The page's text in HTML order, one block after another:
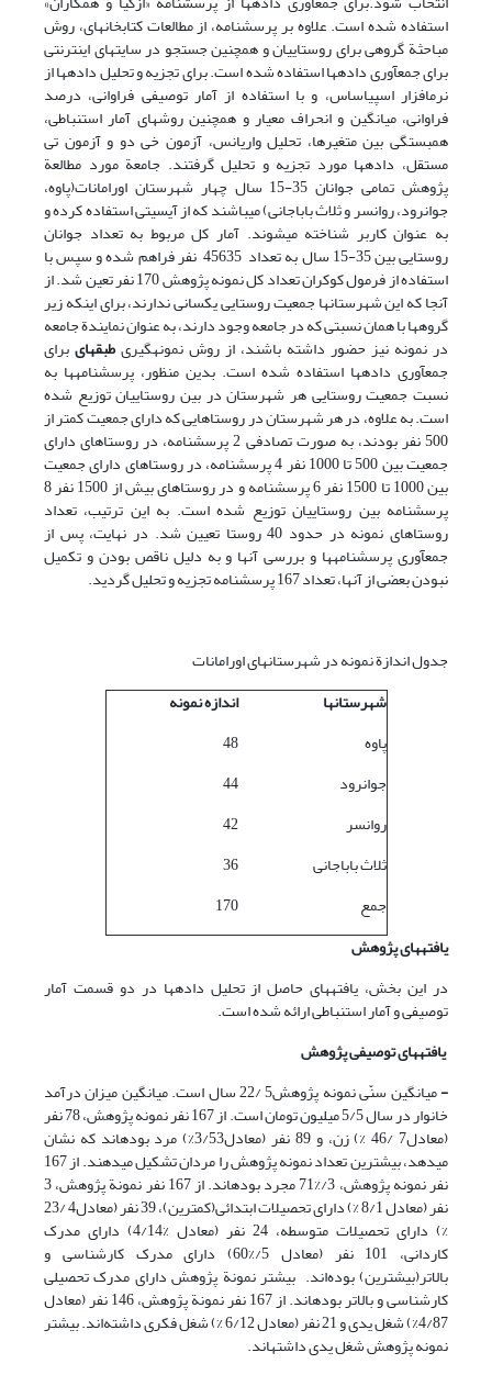
استفاده شده است. علاوه بر پرسشنامه، از مطالعات کتابخانه‎ای، روش
مباحثة گروهی برای روستاییان و همچنین جستجو در سایتهای اینترنتی
برای جمع‎آوری داده‎ها استفاده شده است. برای تجزیه و تحلیل داده‎ها از
نرم‎افزار اس‎پی‎اس‎اس، و با استفاده از آمار توصیفی فراوانی، درصد
فراوانی، میانگین و انحراف معیار و همچنین روشهای آمار استنباطی،
همبستگی بین متغیرها، تحلیل واریانس، آزمون خی دو و آزمون تی
مستقل، داده‎ها مورد تجزیه و تحلیل گرفتند. جامعة مورد مطالعة
پژوهش تمامی جوانان 35-15 سال چهار شهرستان اورامانات(پاوه،
جوانرود، روانسر و ثلاث باباجانی) می‎باشند که از آی‎سی‎تی استفاده کرده و
به عنوان کاربر شناخته می‎شوند. آمار کل مربوط به تعداد جوانان
روستایی بین 35-15 سال به تعداد 45635 نفر فراهم شده و سپس با
استفاده از فرمول کوکران تعداد کل نمونه پژوهش 170 نفر تعین شد. از
آنجا که این شهرستانها جمعیت روستایی یکسانی ندارند، برای اینکه زیر
گروه‎ها با همان نسبتی که در جامعه وجود دارند، به عنوان نمایندة جامعه
در نمونه نیز حضور داشته باشند، از روش نمونه‎گیری طبقهایبرای
جمع‎آوری داده‎ها استفاده شده است. بدین منظور، پرسشنامه‎ها به
نسبت جمعیت روستایی هر شهرستان در بین روستاییان توزیع شده
است. به علاوه، در هر شهرستان در روستاهایی که دارای جمعیت کمتر از
500 نفر بودند، به صورت تصادفی 2 پرسشنامه، در روستاهای دارای
جمعیت بین 500 تا 1000 نفر 4 پرسشنامه، در روستاهای دارای جمعیت
بین 1000 تا 1500 نفر 6 پرسشنامه و در روستاهای بیش از 1500 نفر 8
پرسشنامه بین روستاییان توزیع شده است. به این ترتیب، تعداد
روستاهای نمونه در حدود 40 روستا تعیین شد. در نهایت، پس از
جمع‎آوری پرسشنامه‎ها و بررسی آنها و به دلیل ناقص بودن و تکمیل
نبودن بعضی از آنها، تعداد 167 پرسشنامه تجزیه و تحلیل گردید.
جدول اندازة نمونه در شهرستانهای اورامانات
شهرستانها
اندازه نمونه
پاوه
48
جوانرود
44
روانسر
42
ثلاث باباجانی
36
جمع
170
یافتههای پژوهش
در این بخش، یافته‎های حاصل از تحلیل داده‎ها در دو قسمت آمار
توصیفی و آمار استنباطی ارائه شده است.
یافتههای توصیفی پژوهش
-
میانگین سنّی نمونه پژوهش5 /22 سال است. میانگین میزان درآمد
خانوار در سال 5/5 میلیون تومان است. از 167 نفر نمونه پژوهش، 78 نفر
(معادل7 /46 %) زن، و 89 نفر (معادل3/53%) مرد بوده‎اند که نشان
می‎دهد، بیشترین تعداد نمونه پژوهش را مردان تشکیل می‎دهند. از 167
نفر نمونه پژوهش، 3/‎71% مجرد بوده‎اند. از 167 نفر نمونة پژوهش، 3
نفر (معادل 8/1 %) دارای تحصیلات ابتدائی(کمترین)، 39 نفر (معادل4 /‎23
%) دارای تحصیلات متوسطه، 24 نفر (معادل 4‎/‎14%) دارای مدرک
کاردانی، 101 نفر (معادل 5/‎60%) دارای مدرک کارشناسی و
بالاتر(بیشترین) بوده‌اند. بیشتر نمونة پژوهش دارای مدرک تحصیلی
کارشناسی و بالاتر بوده‎اند. از 167 نفر نمونة پژوهش، 146 نفر (معادل
4/87%) شغل یدی و 21 نفر (معادل 6/12 %) شغل فکری داشته‌اند. بیشتر
نمونه پژوهش شغل یدی داشته‎اند.